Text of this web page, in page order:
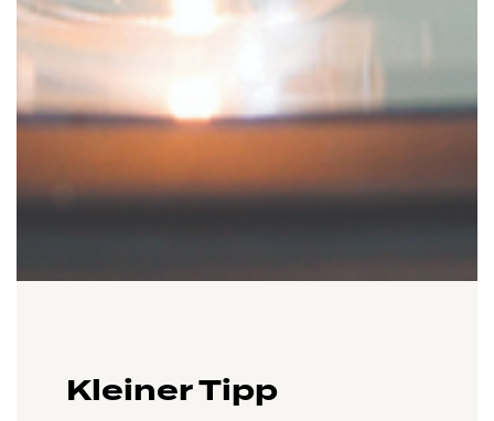
Kleiner Tipp